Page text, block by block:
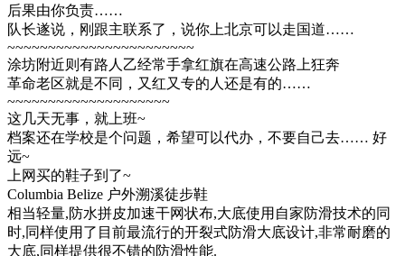
后果由你负责……
队长遂说，刚跟主联系了，说你上北京可以走国道……
~~~~~~~~~~~~~~~~~~~~~~~
涂坊附近则有路人乙经常手拿红旗在高速公路上狂奔
革命老区就是不同，又红又专的人还是有的……
~~~~~~~~~~~~~~~~~~~~
这几天无事，就上班~
档案还在学校是个问题，希望可以代办，不要自己去…… 好
远~
上网买的鞋子到了~
Columbia Belize 户外溯溪徒步鞋
相当轻量,防水拼皮加速干网状布,大底使用自家防滑技术的同
时,同样使用了目前最流行的开裂式防滑大底设计,非常耐磨的
大底,同样提供很不错的防滑性能.